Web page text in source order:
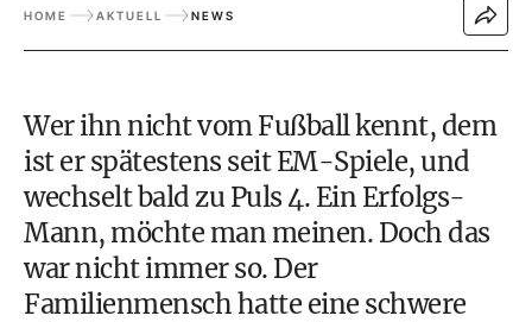
HOME AKTUELL NEWS
Wer ihn nicht vom Fußball kennt, dem
ist er spätestens seitEM-Spiele, und
wechselt bald zu Puls 4. Ein Erfolgs-
Mann, möchte man meinen. Doch das
war nicht immer so. Der
Familienmensch hatte eine schwere